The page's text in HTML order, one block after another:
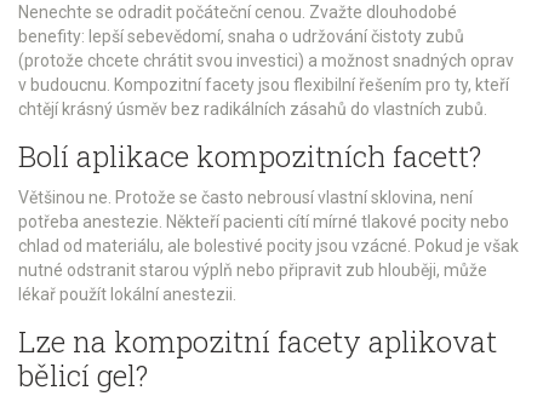
Nenechte se odradit počáteční cenou. Zvažte dlouhodobé
benefity: lepší sebevědomí, snaha o udržování čistoty zubů
(protože chcete chrátit svou investici) a možnost snadných oprav
v budoucnu. Kompozitní facety jsou flexibilní řešením pro ty, kteří
chtějí krásný úsměv bez radikálních zásahů do vlastních zubů.
Bolí aplikace kompozitních facett?
Většinou ne. Protože se často nebrousí vlastní sklovina, není
potřeba anestezie. Někteří pacienti cítí mírné tlakové pocity nebo
chlad od materiálu, ale bolestivé pocity jsou vzácné. Pokud je však
nutné odstranit starou výplň nebo připravit zub hlouběji, může
lékař použít lokální anestezii.
Lze na kompozitní facety aplikovat
bělicí gel?